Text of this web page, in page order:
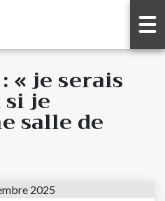
« je serais
je
salle de
2025